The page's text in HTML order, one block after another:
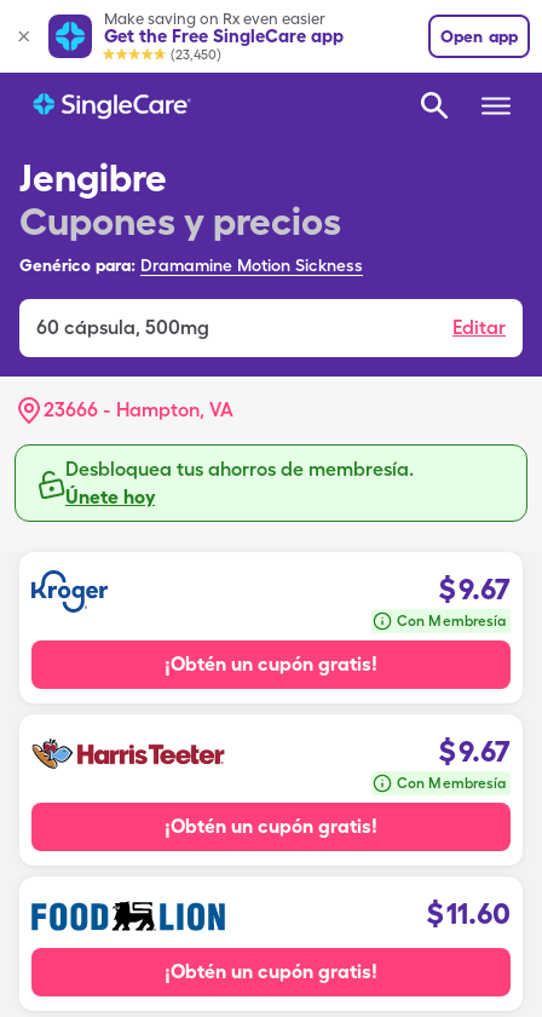
Make saving on Rx even easier
Get the Free SingleCare app
(23,450)
Open app
Jengibre
Cupones y precios
Genérico para: Dramamine Motion Sickness
60 cápsula, 500mg Editar
23666 - Hampton, VA
Desbloquea tus ahorros de membresía.
Únete hoy
$9.67
Con Membresía
¡Obtén un cupón gratis!
$9.67
Con Membresía
¡Obtén un cupón gratis!
$11.60
¡Obtén un cupón gratis!